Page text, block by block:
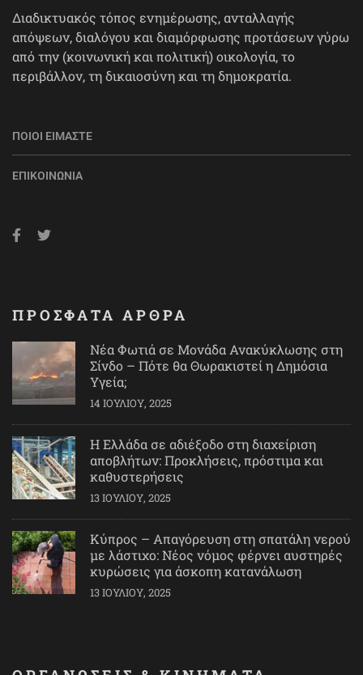
Διαδικτυακός τόπος ενημέρωσης, ανταλλαγής
απόψεων, διαλόγου και διαμόρφωσης προτάσεων γύρω
από την (κοινωνική και πολιτική) οικολογία, το
περιβάλλον, τη δικαιοσύνη και τη δημοκρατία.
ΠΟΙΟΙ ΕΊΜΑΣΤΕ
ΕΠΙΚΟΙΝΩΝΊΑ
ΠΡΟΣΦΑΤΑ ΑΡΘΡΑ
Νέα Φωτιά σε Μονάδα Ανακύκλωσης στη
Σίνδο – Πότε θα Θωρακιστεί η Δημόσια
Υγεία;
14 ΙΟΥΛΊΟΥ, 2025
Η Ελλάδα σε αδιέξοδο στη διαχείριση
αποβλήτων: Προκλήσεις, πρόστιμα και
καθυστερήσεις
13 ΙΟΥΛΊΟΥ, 2025
Κύπρος – Απαγόρευση στη σπατάλη νερού
με λάστιχο: Νέος νόμος φέρνει αυστηρές
κυρώσεις για άσκοπη κατανάλωση
13 ΙΟΥΛΊΟΥ, 2025